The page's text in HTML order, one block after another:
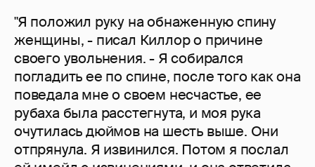
"Я положил руку на обнаженную спину
женщины, - писал Киллор о причине
своего увольнения. - Я собирался
погладить ее по спине, после того как она
поведала мне о своем несчастье, ее
рубаха была расстегнута, и моя рука
очутилась дюймов на шесть выше. Они
отпрянула. Я извинился. Потом я послал